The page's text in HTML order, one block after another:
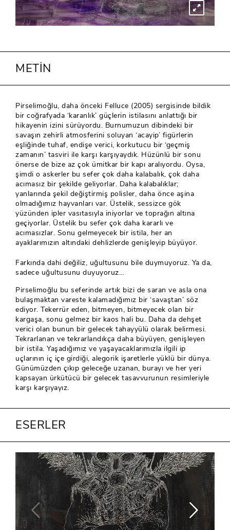
METİN
Pirselimoğlu, daha önceki Felluce (2005) sergisinde bildik
bir coğrafyada ‘karanlık’ güçlerin istilasını anlattığı bir
hikayenin izini sürüyordu. Burnumuzun dibindeki bir
savaşın zehirli atmosferini soluyan ‘acayip’ figürlerin
eşliğinde tuhaf, endişe verici, korkutucu bir ‘geçmiş
zamanın’ tasviri ile karşı karşıyaydık. Hüzünlü bir sonu
önerse de bize az çok ümitkar bir kapı aralıyordu. Oysa,
şimdi o askerler bu sefer çok daha kalabalık, çok daha
acımasız bir şekilde geliyorlar. Daha kalabalıklar;
yanlarında şekil değiştirmiş polisler, daha önce aşina
olmadığımız hayvanları var. Üstelik, sessizce gök
yüzünden ipler vasıtasıyla iniyorlar ve toprağın altına
geçiyorlar. Üstelik bu sefer çok daha kararlı ve
acımasızlar. Sonu gelmeyecek bir istila, her an
ayaklarımızın altındaki dehlizlerde genişleyip büyüyor.
Farkında dahi değiliz, uğultusunu bile duymuyoruz. Ya da,
sadece uğultusunu duyuyoruz…
Pirselimoğlu bu seferinde artık bizi de saran ve asla ona
bulaşmaktan vareste kalamadığımız bir ‘savaştan’ söz
ediyor. Tekerrür eden, bitmeyen, bitmeyecek olan bir
kargaşa, sonu gelmez bir kaos hali bu. Daha da dehşet
verici olan bunun bir gelecek tahayyülü olarak belirmesi.
Tekrarlanan ve tekrarlandıkça daha büyüyen, genişleyen
bir istila. Yaşadığımız ve yaşayacaklarımızla ilgili ip
uçlarının iç içe girdiği, alegorik işaretlerle yüklü bir dünya.
Günümüzden çıkıp geleceğe uzanan, burayı ve her yeri
kapsayan ürkütücü bir gelecek tasavvurunun resimleriyle
karşı karşıyayız.
ESERLER